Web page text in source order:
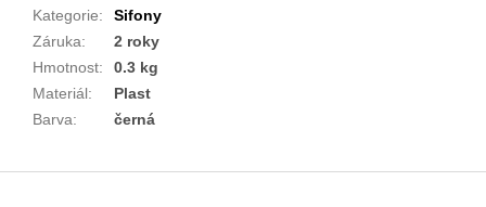
Kategorie:
Sifony
Záruka:
2 roky
Hmotnost:
0.3 kg
Materiál:
Plast
Barva: černá